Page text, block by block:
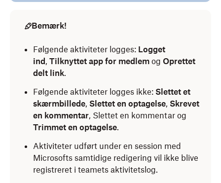
Bemærk!
Følgende aktiviteter logges: Logget
ind , Tilknyttet app for medlem og Oprettet
delt link.
Følgende aktiviteter logges ikke: Slettet et
skærmbillede, Slettet en optagelse, Skrevet
en kommentar, Slettet en kommentar og
Trimmet en optagelse.
Aktiviteter udført under en session med
Microsofts samtidige redigering vil ikke blive
registreret i teamets aktivitetslog.